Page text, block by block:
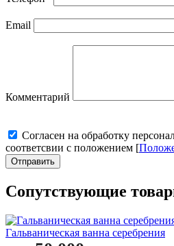
Email
Комментарий
Cогласен на обработку
соответсвии с положением [
Отправить
Сопутствующие
Гальваническая ванна серебрения